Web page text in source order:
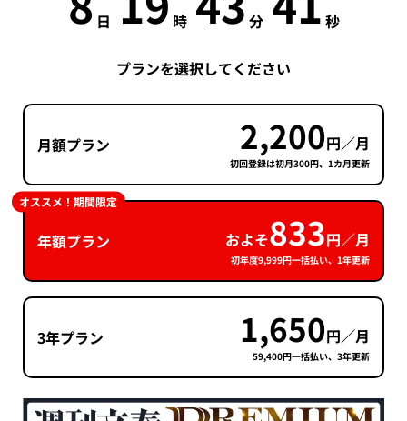
日 時 分 秒
プランを選択してください
月額プラン 2,200円／月
初回登録は初月300円、1カ月更新
年額プラン およそ833円／月
初年度9,999円一括払い、1年更新
オススメ！期間限定
3年プラン 1,650円／月
59,400円一括払い、3年更新